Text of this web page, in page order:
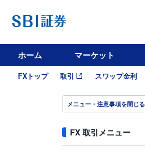
ホーム マーケット
FXトップ 取引 スワップ金利
メニュー・注意事項を閉じる
FX 取引メニュー